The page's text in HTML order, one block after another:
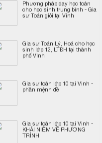
Phương pháp dạy học toán
cho học sinh trung bình - Gia
sư Toán giỏi tại Vinh
Gia sư Toán Lý, Hoá cho học
sinh lớp 12, LTĐH tại thành
phố VInh
Gia sư toán lớp 10 tại Vinh -
phần mệnh đề
Gia sư toán lớp 10 tại Vinh -
KHÁI NIỆM VỀ PHƯƠNG
TRÌNH